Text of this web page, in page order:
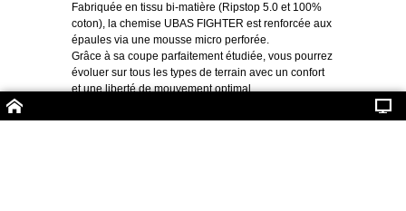
Fabriquée en tissu bi-matière (Ripstop 5.0 et 100%
coton), la chemise UBAS FIGHTER est renforcée aux
épaules via une mousse micro perforée.
Grâce à sa coupe parfaitement étudiée, vous pourrez
évoluer sur tous les types de terrain avec un confort
et une liberté de mouvement optimal.
possède un double traitement, TEFLON et IR-